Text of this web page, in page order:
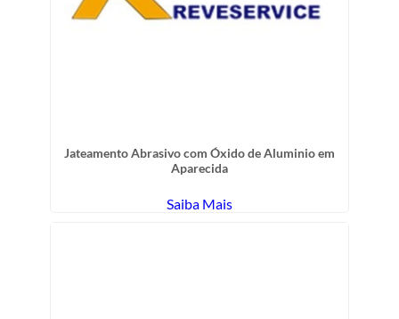
Jateamento Abrasivo com Óxido de Aluminio em
Aparecida
Saiba Mais